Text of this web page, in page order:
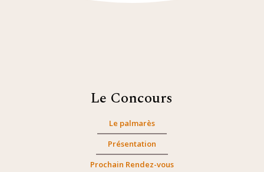
Le Concours
Le palmarès
Présentation
Prochain Rendez-vous